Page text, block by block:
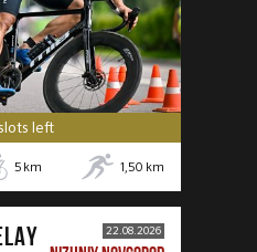
left
5 km 1,50 km
22.08.2026